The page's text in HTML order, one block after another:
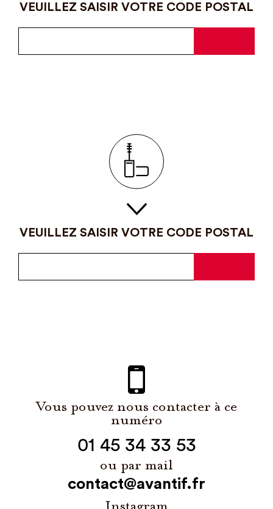
VEUILLEZ SAISIR VOTRE CODE POSTAL
VEUILLEZ SAISIR VOTRE CODE POSTAL
Vous pouvez nous contacter à ce
numéro
01 45 34 33 53
ou par mail
contact@avantif.fr
Instagram